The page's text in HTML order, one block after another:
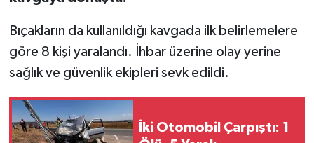
Bıçakların da kullanıldığı kavgada ilk belirlemelere
göre 8 kişi yaralandı. İhbar üzerine olay yerine
sağlık ve güvenlik ekipleri sevk edildi.
İki Otomobil Çarpıştı: 1